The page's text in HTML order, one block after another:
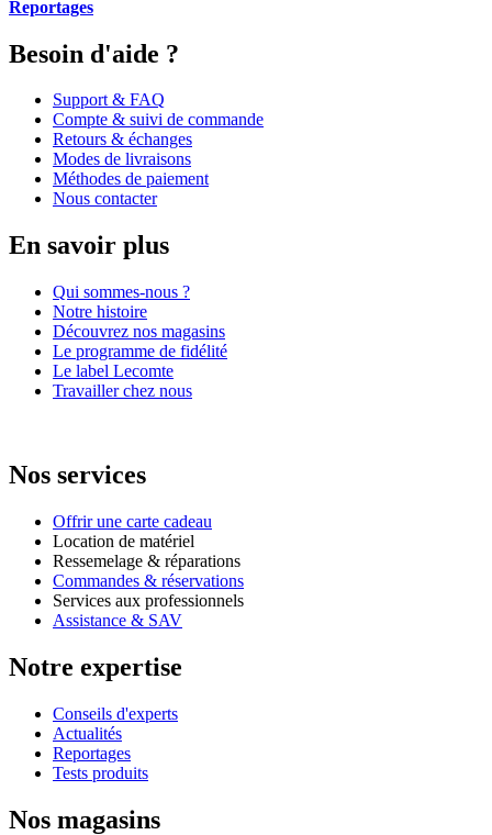
Reportages
Besoin d'aide ?
Support & FAQ
Compte & suivi de commande
Retours & échanges
Modes de livraisons
Méthodes de paiement
Nous contacter
En savoir plus
Qui sommes-nous ?
Notre histoire
Découvrez nos magasins
Le programme de fidélité
Le label Lecomte
Travailler chez nous
Nos services
Offrir une carte cadeau
Location de matériel
Ressemelage & réparations
Commandes & réservations
Services aux professionnels
Assistance & SAV
Notre expertise
Conseils d'experts
Actualités
Reportages
Tests produits
Nos magasins